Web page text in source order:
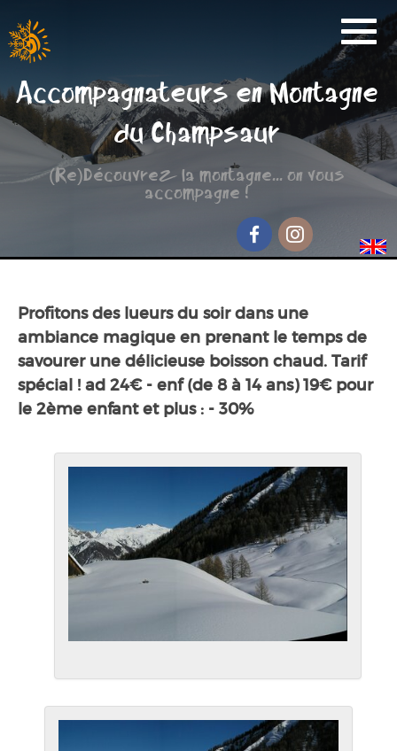
Accompagnateurs en Montagne
du Champsaur
(Re)Découvrez la montagne... on vous
accompagne !
FacebookInstagram
Activités
Réservation
Nos Partenaires
Scolaire
Groupe de randonnée
Séjour jeunesse
Contact et accès
Profitons des lueurs du soir dans une
ambiance magique en prenant le temps de
savourer une délicieuse boisson chaud. Tarif
spécial ! ad 24€ - enf (de 8 à 14 ans) 19€ pour
le 2ème enfant et plus : - 30%